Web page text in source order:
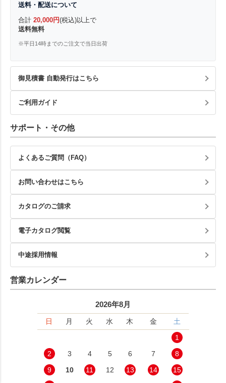
送料・配送について
合計 20,000円(税込)以上で
送料無料
※平日14時までのご注文で当日出荷
御見積書 自動発行はこちら
ご利用ガイド
サポート・その他
よくあるご質問（FAQ）
お問い合わせはこちら
カタログのご請求
電子カタログ閲覧
中途採用情報
営業カレンダー
2026年8月
日 月 火 水 木 金
土
1
2
3 4 5 6 7
8
9
10 11 12 13 14
15